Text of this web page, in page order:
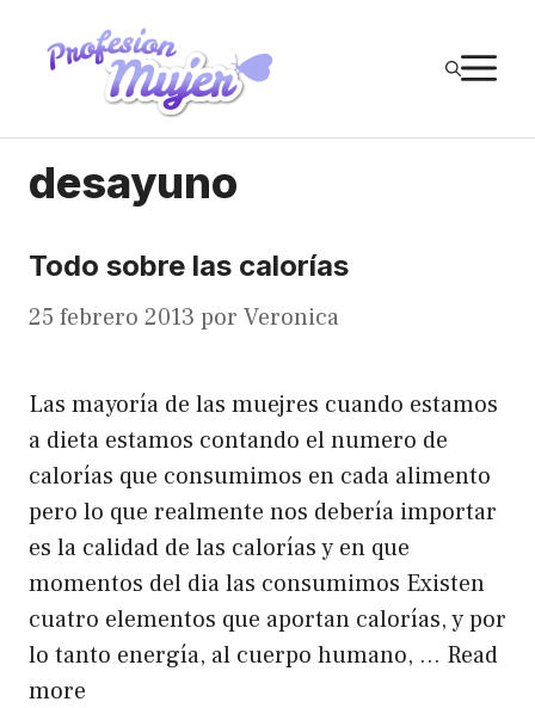
desayuno
Todo sobre las calorías
25 febrero 2013 por Veronica
Las mayoría de las muejres cuando estamos
a dieta estamos contando el numero de
calorías que consumimos en cada alimento
pero lo que realmente nos debería importar
es la calidad de las calorías y en que
momentos del dia las consumimos Existen
cuatro elementos que aportan calorías, y por
lo tanto energía, al cuerpo humano, … Read
more